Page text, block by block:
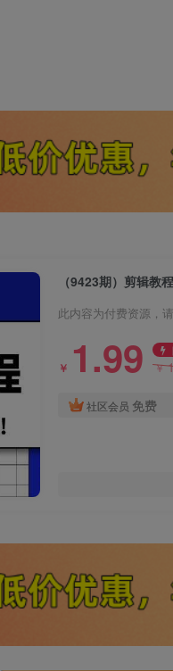
（9423期）剪辑教
此内容为付费资源，
￥ 1.99 ￥
社区会员 免费